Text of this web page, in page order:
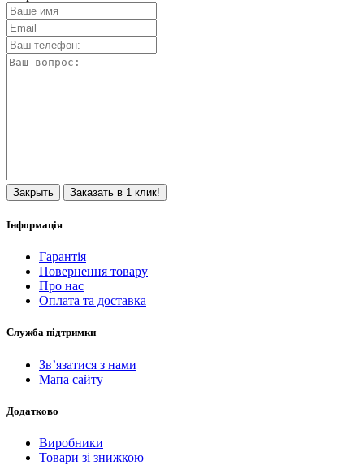
Закрыть Заказать в 1 клик!
Інформація
Гарантія
Повернення товару
Про нас
Оплата та доставка
Служба підтримки
Зв’язатися з нами
Мапа сайту
Додатково
Виробники
Товари зі знижкою